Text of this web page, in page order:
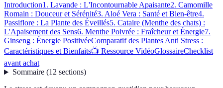
Introduction1. Lavande : L'Incontournable Apaisante2. Camomille
Romain : Douceur et Sérénité3. Aloé Vera : Santé et Bien-être4.
Passiflore : La Plante des Éveillés5. Cataire (Menthe des chats) :
L'Apaisement des Sens6. Menthe Poivrée : Fraîcheur et Énergie7.
Ginseng : Énergie PositivéeComparatif des Plantes Anti Stress :
Caractéristiques et Bienfaits📺 Ressource VidéoGlossaireChecklist
avant achat
Sommaire(12 sections)